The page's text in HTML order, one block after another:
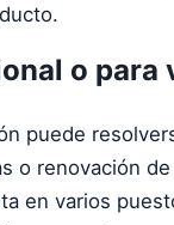
o para
puede
o renovación
en varios